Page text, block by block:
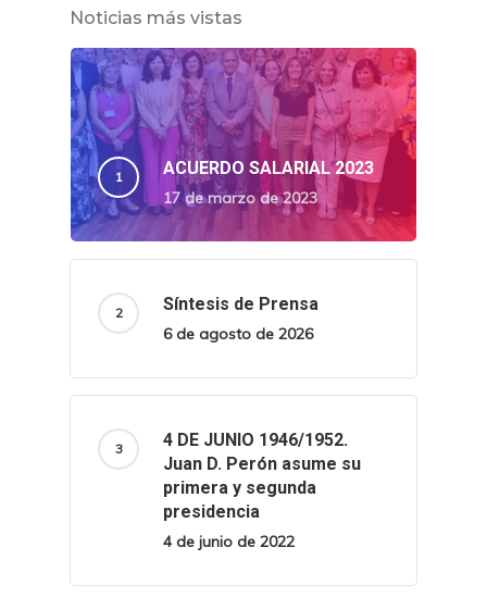
Noticias más vistas
ACUERDO SALARIAL 2023
17 de marzo de 2023
Síntesis de Prensa
6 de agosto de 2026
4 DE JUNIO 1946/1952.
Juan D. Perón asume su
primera y segunda
presidencia
4 de junio de 2022